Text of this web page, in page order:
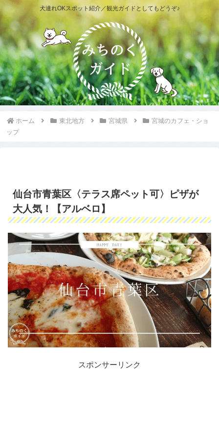
犬連れOKスポット紹介／観光ガイドとしてもどうぞ♪
ホーム 東北地方 宮城県
宮城のカフェ・ショ
ップ
仙台市青葉区〈テラス席ペット可〉ピザが
大人気！【アルベロ】
スポンサーリンク